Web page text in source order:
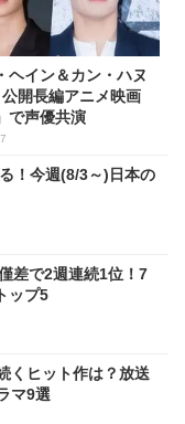
ヘイン＆カン・ハヌ
開長編アニメ映画
で声優共演
！今週(8/3～)日本の
差で2週連続1位！7
ップ5
くヒット作は？放送
マ9選